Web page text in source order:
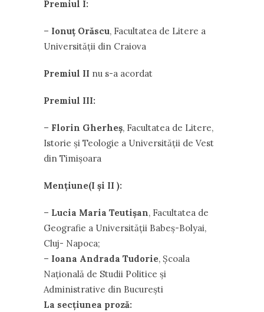
Premiul I:
– Ionuţ Orăscu, Facultatea de Litere a
Universităţii din Craiova
Premiul II nu s-a acordat
Premiul III:
– Florin Gherheş, Facultatea de Litere,
Istorie şi Teologie a Universităţii de Vest
din Timişoara
Menţiune(I şi II ):
– Lucia Maria Teutişan, Facultatea de
Geografie a Universităţii Babeş-Bolyai,
Cluj- Napoca;
– Ioana Andrada Tudorie, Şcoala
Naţională de Studii Politice şi
Administrative din Bucureşti
La secţiunea proză: